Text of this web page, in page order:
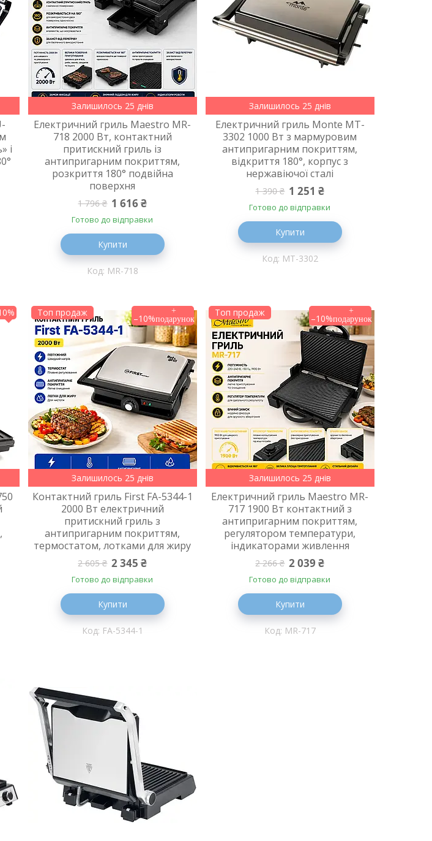
і
Залишилось 25 днів
Електричний гриль Maestro MR-
718 2000 Вт, контактний
притискний гриль із
антипригарним покриттям,
розкриття 180° подвійна
поверхня
1 796 ₴ 1 616 ₴
Готово до відправки
Купити
MR-718
Залишилось 25 днів
Електричний гриль Monte MT-
3302 1000 Вт з мармуровим
антипригарним покриттям,
відкриття 180°, корпус з
нержавіючої сталі
1 390 ₴ 1 251 ₴
Готово до відправки
Купити
MT-3302
Топ продаж
–10%
Залишилось 25 днів
Контактний гриль First FA-5344-1
2000 Вт електричний
притискний гриль з
антипригарним покриттям,
термостатом, лотками для жиру
2 605 ₴ 2 345 ₴
Готово до відправки
Купити
FA-5344-1
Топ продаж
–10%
Залишилось 25 днів
Електричний гриль Maestro MR-
717 1900 Вт контактний з
антипригарним покриттям,
регулятором температури,
індикаторами живлення
2 266 ₴ 2 039 ₴
Готово до відправки
Купити
MR-717